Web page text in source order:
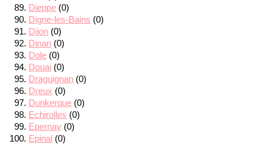
Dieppe (0)
Digne-les-Bains (0)
Dijon (0)
Dinan (0)
Dole (0)
Douai (0)
Draguignan (0)
Dreux (0)
Dunkerque (0)
Echirolles (0)
Epernay (0)
Epinal (0)